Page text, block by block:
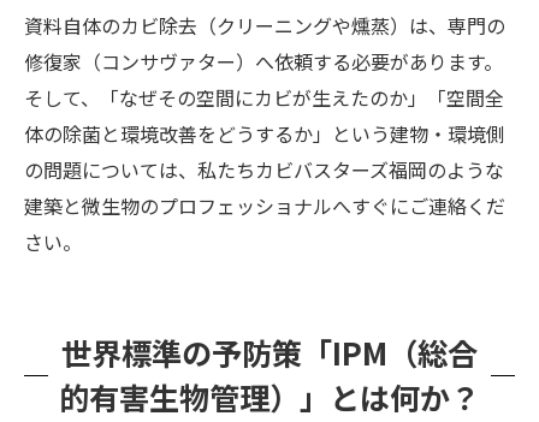
資料自体のカビ除去（クリーニングや燻蒸）は、専門の
修復家（コンサヴァター）へ依頼する必要があります。
そして、「なぜその空間にカビが生えたのか」「空間全
体の除菌と環境改善をどうするか」という建物・環境側
の問題については、私たちカビバスターズ福岡のような
建築と微生物のプロフェッショナルへすぐにご連絡くだ
さい。
世界標準の予防策「IPM（総合
的有害生物管理）」とは何か？